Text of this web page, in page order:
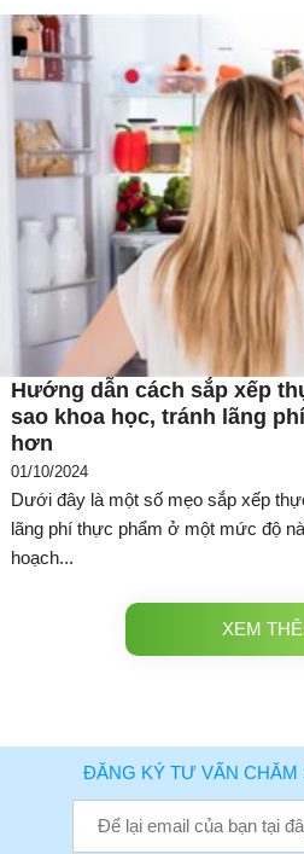
Hướng dẫn cách sắp xếp
sao khoa học, tránh lãng
hơn
01/10/2024
Dưới đây là một số mẹo sắp xếp
lãng phí thực phẩm ở một mức độ
hoạch...
XEM
ĐĂNG KÝ TƯ VẤN CHĂM